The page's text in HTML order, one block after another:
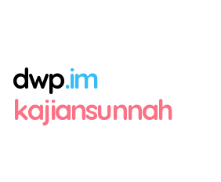
dwp.im
kajiansunnah